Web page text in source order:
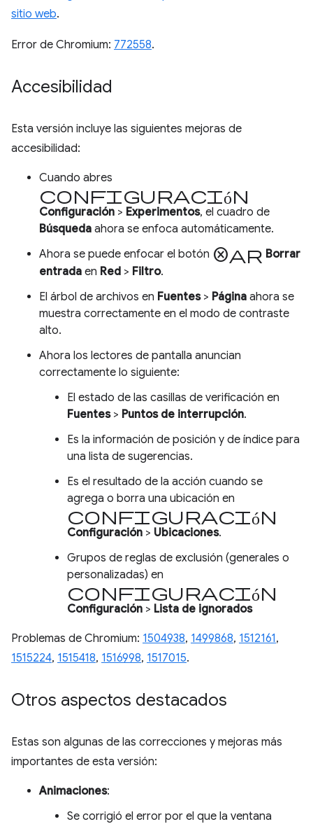
sitio web.
Error de Chromium: 772558.
Accesibilidad
Esta versión incluye las siguientes mejoras de
accesibilidad:
Cuando abres
Configuración
Configuración > Experimentos, el cuadro de
Búsqueda ahora se enfoca automáticamente.
Ahora se puede enfocar el botón cancelar Borrar
entrada en Red > Filtro.
El árbol de archivos en Fuentes> Página ahora se
muestra correctamente en el modo de contraste
alto.
Ahora los lectores de pantalla anuncian
correctamente lo siguiente:
El estado de las casillas de verificación en
Fuentes> Puntos de interrupción.
Es la información de posición y de índice para
una lista de sugerencias.
Es el resultado de la acción cuando se
agrega o borra una ubicación en
configuración
Configuración > Ubicaciones.
Grupos de reglas de exclusión (generales o
personalizadas) en
configuración
Configuración > Lista de ignorados
Problemas de Chromium: 1504938, 1499868, 1512161,
1515224, 1515418, 1516998, 1517015.
Otros aspectos destacados
Estas son algunas de las correcciones y mejoras más
importantes de esta versión:
Animaciones:
Se corrigió el error por el que la ventana